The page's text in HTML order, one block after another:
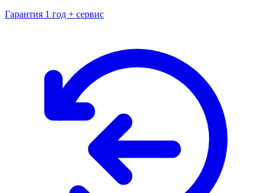
Гарантия 1 год + сервис